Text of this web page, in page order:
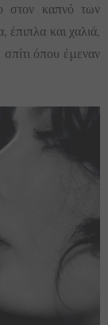
στον καπνό των
έπιπλα και χαλιά,
όπου έμεναν